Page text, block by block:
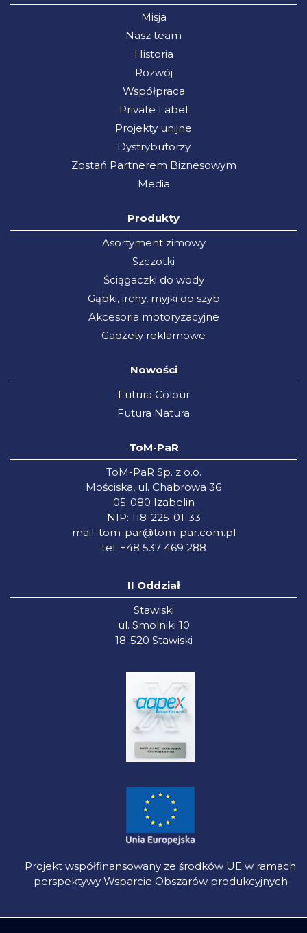
Misja
Nasz team
Historia
Rozwój
Współpraca
Private Label
Projekty unijne
Dystrybutorzy
Zostań Partnerem Biznesowym
Media
Produkty
Asortyment zimowy
Szczotki
Ściągaczki do wody
Gąbki, irchy, myjki do szyb
Akcesoria motoryzacyjne
Gadżety reklamowe
Nowości
Futura Colour
Futura Natura
ToM-PaR
ToM-PaR Sp. z o.o.
Mościska, ul. Chabrowa 36
05-080 Izabelin
NIP: 118-225-01-33
mail: tom-par@tom-par.com.pl
tel. +48 537 469 288
II Oddział
Stawiski
ul. Smolniki 10
18-520 Stawiski
Projekt współfinansowany ze środków UE w ramach
perspektywy Wsparcie Obszarów produkcyjnych